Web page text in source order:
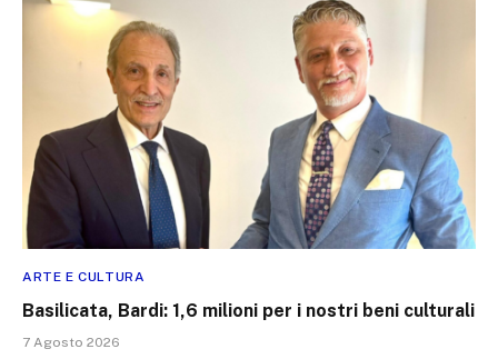
ARTE E CULTURA
Basilicata, Bardi: 1,6 milioni per i nostri beni culturali
7 Agosto 2026